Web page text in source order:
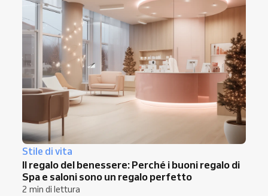
Stile di vita
Il regalo del benessere: Perché i buoni regalo di
Spa e saloni sono un regalo perfetto
2 min di lettura